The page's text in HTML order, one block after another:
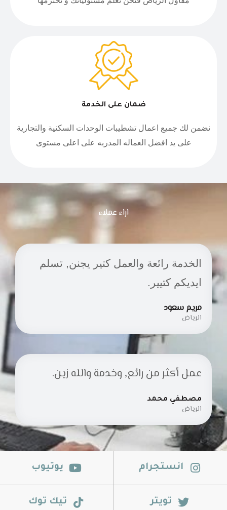
ضمان على الخدمة
نضمن لك جميع اعمال تشطيبات الوحدات السكنية والتجارية
على يد افضل العماله المدربه على اعلى مستوى
اراء عملاء
الخدمة رائعة والعمل كتير يجنن, تسلم
ايديكم كتيير.
مريم سعود
الرياض
عمل أكثر من رائع, وخدمة والله زين.
مصطفي محمد
الرياض
انستجرام يوتيوب
تويتر تيك توك